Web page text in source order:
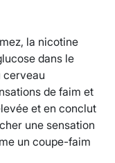
la nicotine
dans le
cerveau
de faim et
et en conclut
une sensation
un coupe-faim